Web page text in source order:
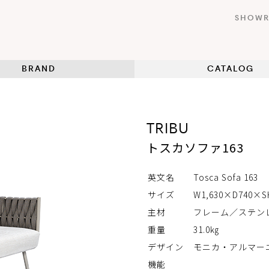
BRAND CATALOG
TRIBU
トスカソファ163
英文名
Tosca Sofa 163
サイズ
主材
フレーム／ステ
重量
31.0㎏
デザイン
モニカ・アルマー
機能